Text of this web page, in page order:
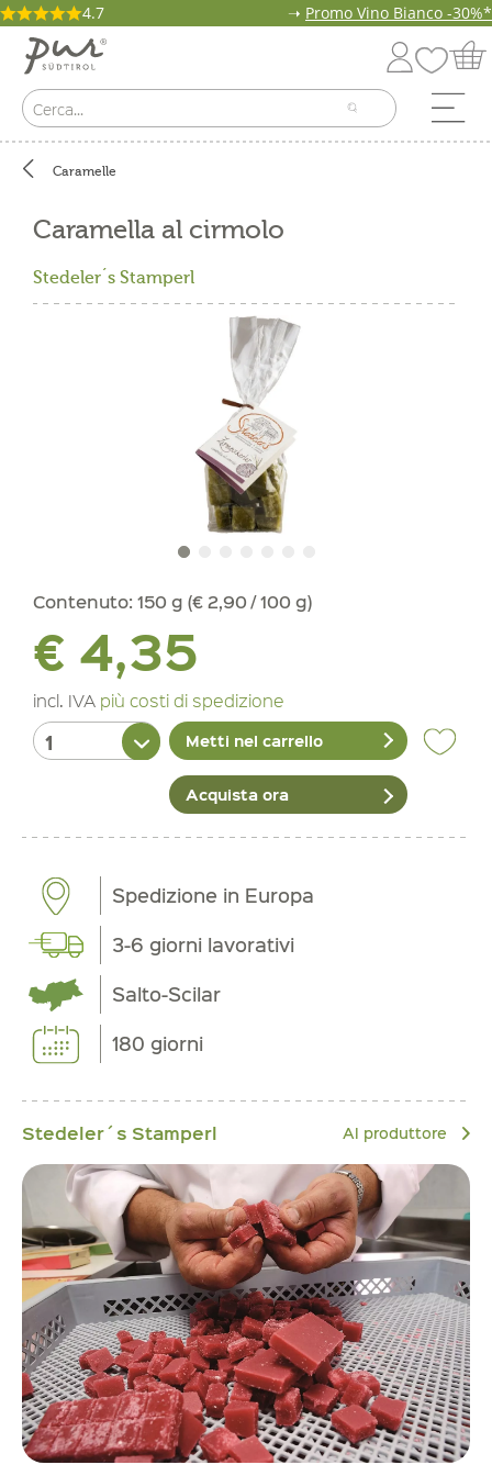
4.7 ➝ Promo Vino Bianco -30%*
Caramelle
Caramella al cirmolo
Stedeler´s Stamperl
Contenuto: 150 g (€ 2,90 / 100 g)
€ 4,35
incl. IVA più costi di spedizione
Metti nel carrello
Acquista ora
Spedizione in Europa
3-6 giorni lavorativi
Salto-Scilar
180 giorni
Stedeler´s Stamperl Al produttore